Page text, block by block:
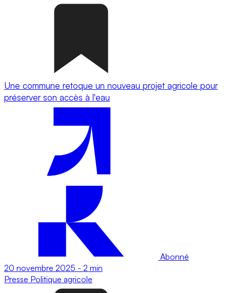
Une commune retoque un nouveau projet agricole pour
préserver son accès à l'eau
Abonné
20 novembre 2025 - 2 min
Presse Politique agricole